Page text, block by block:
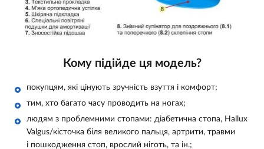
Кому підійде ця модель?
покупцям, які цінують зручність взуття і комфорт;
тим, хто багато часу проводить на ногах;
людям з проблемними стопами: діабетична стопа, Hаllux
Valgus/кісточка біля великого пальця, артрити, травми
і пошкодження стоп, врослий ніготь, та ін.;